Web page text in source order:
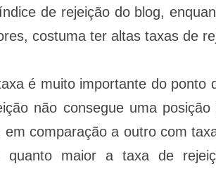
de rejeição do blog,
costuma ter altas taxas de
é muito importante do ponto
não consegue uma
em comparação a outro com
quanto maior a taxa de